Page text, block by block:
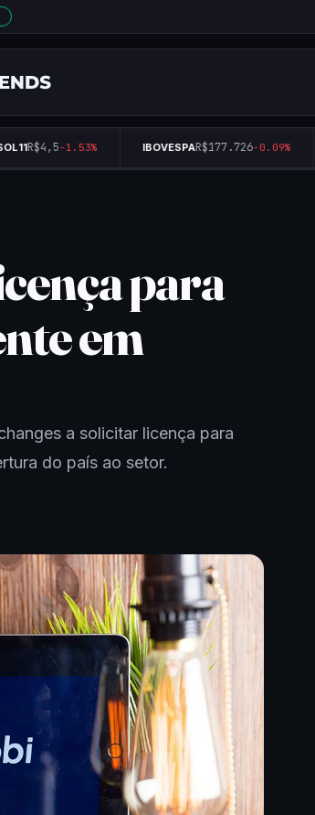
R$4,5 -1.53% IBOVESPAR$177.726-0.09%
para
em
a solicitar licença para
do país ao setor.